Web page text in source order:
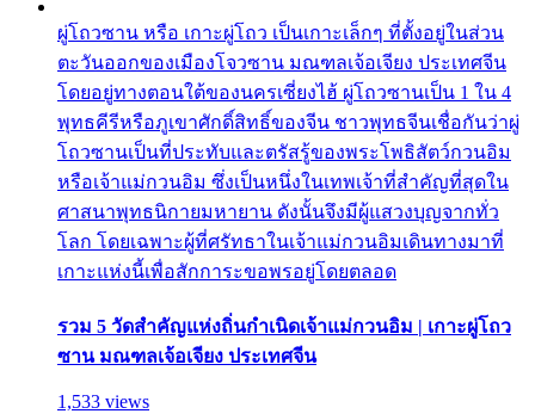
ผู่โถวซาน หรือ เกาะผู่โถว เป็นเกาะเล็กๆ ที่ตั้งอยู่ในส่วน
ตะวันออกของเมืองโจวซาน มณฑลเจ้อเจียง ประเทศจีน
โดยอยู่ทางตอนใต้ของนครเซี่ยงไฮ้ ผู่โถวซานเป็น 1 ใน 4
พุทธคีรีหรือภูเขาศักดิ์สิทธิ์ของจีน ชาวพุทธจีนเชื่อกันว่าผู่
โถวซานเป็นที่ประทับและตรัสรู้ของพระโพธิสัตว์กวนอิม
หรือเจ้าแม่กวนอิม ซึ่งเป็นหนึ่งในเทพเจ้าที่สำคัญที่สุดใน
ศาสนาพุทธนิกายมหายาน ดังนั้นจึงมีผู้แสวงบุญจากทั่ว
โลก โดยเฉพาะผู้ที่ศรัทธาในเจ้าแม่กวนอิมเดินทางมาที่
เกาะแห่งนี้เพื่อสักการะขอพรอยู่โดยตลอด
รวม 5 วัดสำคัญแห่งถิ่นกำเนิดเจ้าแม่กวนอิม | เกาะผู่โถว
ซาน มณฑลเจ้อเจียง ประเทศจีน
1,533 views